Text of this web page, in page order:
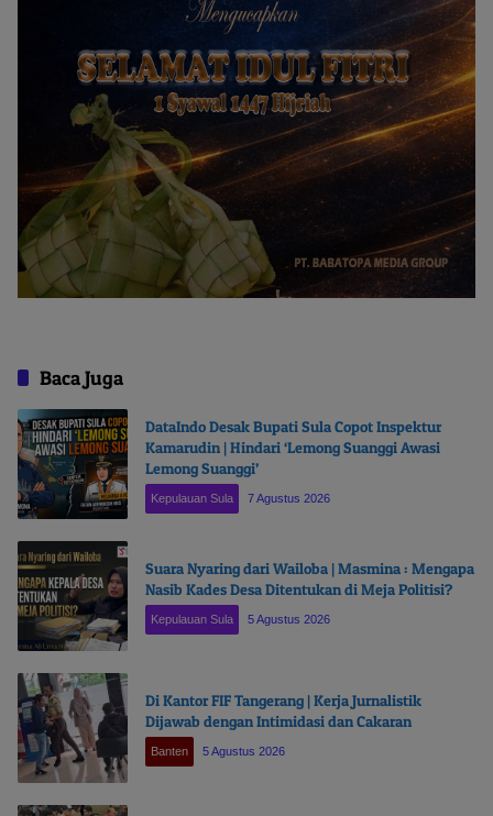
Baca Juga
DataIndo Desak Bupati Sula Copot Inspektur
Kamarudin | Hindari ‘Lemong Suanggi Awasi
Lemong Suanggi’
Kepulauan Sula 7 Agustus 2026
Suara Nyaring dari Wailoba | Masmina : Mengapa
Nasib Kades Desa Ditentukan di Meja Politisi?
Kepulauan Sula 5 Agustus 2026
Di Kantor FIF Tangerang | Kerja Jurnalistik
Dijawab dengan Intimidasi dan Cakaran
Banten 5 Agustus 2026